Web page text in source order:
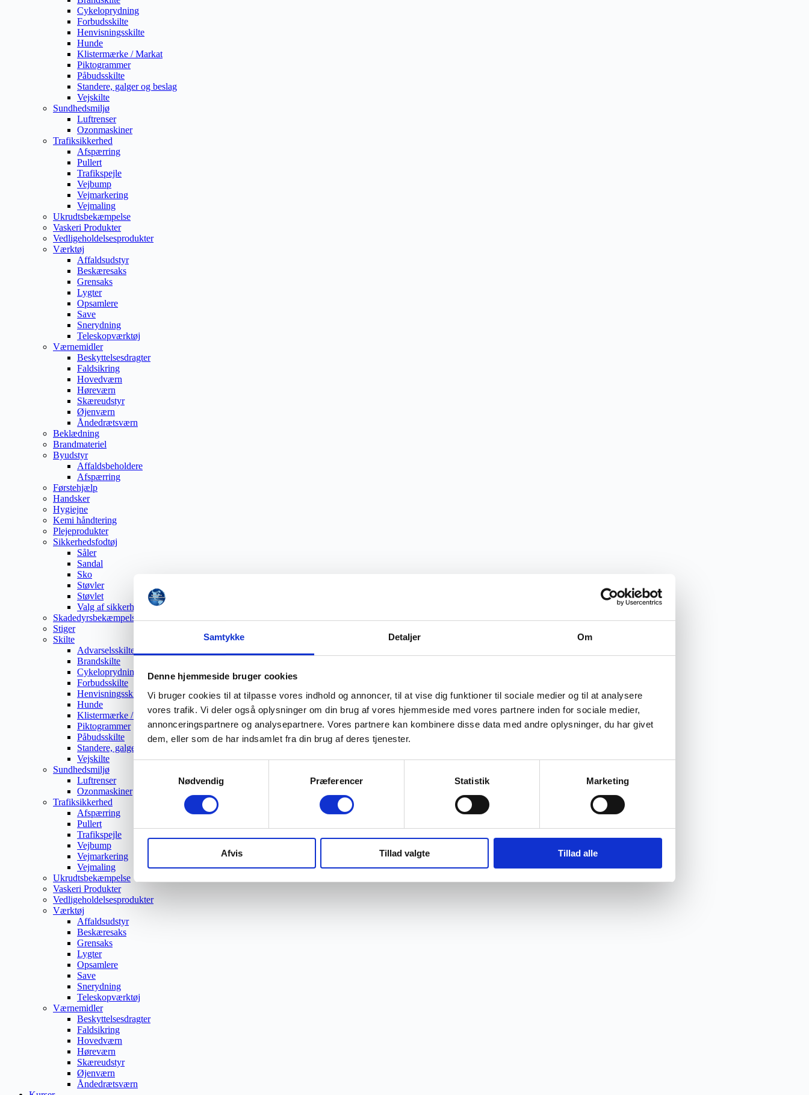
Samtykke Detaljer Om
Denne hjemmeside bruger cookies
Vi bruger cookies til at tilpasse vores indhold og annoncer, til at vise dig funktioner til sociale medier og til at analysere
vores trafik. Vi deler også oplysninger om din brug af vores hjemmeside med vores partnere inden for sociale medier,
annonceringspartnere og analysepartnere. Vores partnere kan kombinere disse data med andre oplysninger, du har givet
dem, eller som de har indsamlet fra din brug af deres tjenester.
Nødvendig
Præferencer Statistik Marketing
Afvis Tillad valgte Tillad alle
Cykeloprydning
Forbudsskilte
Henvisningsskilte
Hunde
Klistermærke / Markat
Piktogrammer
Påbudsskilte
Standere, galger og beslag
Vejskilte
Sundhedsmiljø
Luftrenser
Ozonmaskiner
Trafiksikkerhed
Afspærring
Pullert
Trafikspejle
Vejbump
Vejmarkering
Vejmaling
Ukrudtsbekæmpelse
Vaskeri Produkter
Vedligeholdelsesprodukter
Værktøj
Affaldsudstyr
Beskæresaks
Grensaks
Lygter
Opsamlere
Save
Snerydning
Teleskopværktøj
Værnemidler
Beskyttelsesdragter
Faldsikring
Hovedværn
Høreværn
Skæreudstyr
Øjenværn
Åndedrætsværn
Beklædning
Brandmateriel
Byudstyr
Affaldsbeholdere
Afspærring
Førstehjælp
Handsker
Hygiejne
Kemi håndtering
Plejeprodukter
Sikkerhedsfodtøj
Såler
Sandal
Sko
Støvler
Støvlet
Valg af sikkerhedssko
Skadedyrsbekæmpelse
Stiger
Skilte
Advarselsskilte
Brandskilte
Cykeloprydning
Forbudsskilte
Henvisningsskilte
Hunde
Klistermærke / Markat
Piktogrammer
Påbudsskilte
Standere, galger og beslag
Vejskilte
Sundhedsmiljø
Luftrenser
Ozonmaskiner
Trafiksikkerhed
Afspærring
Pullert
Trafikspejle
Vejbump
Vejmarkering
Vejmaling
Ukrudtsbekæmpelse
Vaskeri Produkter
Vedligeholdelsesprodukter
Værktøj
Affaldsudstyr
Beskæresaks
Grensaks
Lygter
Opsamlere
Save
Snerydning
Teleskopværktøj
Værnemidler
Beskyttelsesdragter
Faldsikring
Hovedværn
Høreværn
Skæreudstyr
Øjenværn
Åndedrætsværn